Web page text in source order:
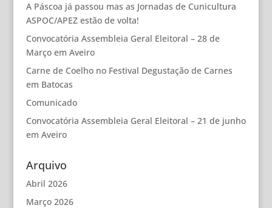
A Páscoa já passou mas as Jornadas de Cunicultura
ASPOC/APEZ estão de volta!
Convocatória Assembleia Geral Eleitoral – 28 de
Março em Aveiro
Carne de Coelho no Festival Degustação de Carnes
em Batocas
Comunicado
Convocatória Assembleia Geral Eleitoral – 21 de junho
em Aveiro
Arquivo
Abril 2026
Março 2026